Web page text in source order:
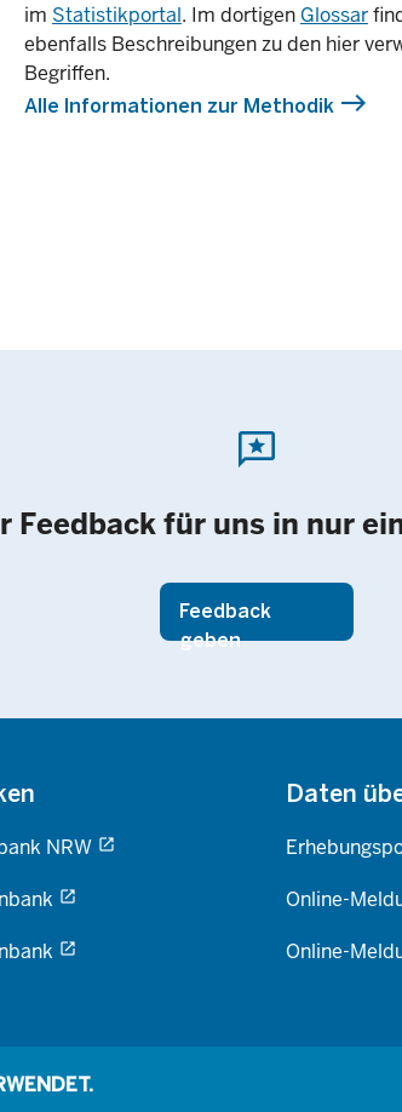
im Statistikportal. Im dortigen Glossar
ebenfalls Beschreibungen zu den hier
Begriffen.
Alle Informationen zur Methodik east
reviews
Feedback für uns in nur
Feedback
geben
NRW
Daten
Online-
Online-